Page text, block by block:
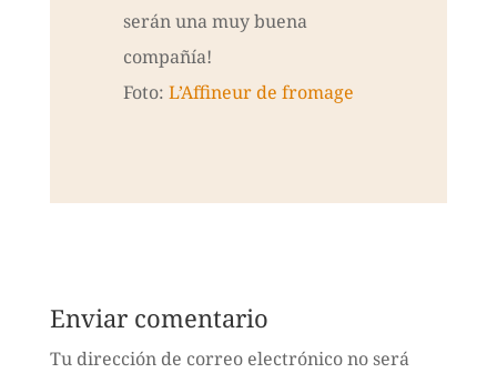
serán una muy buena
compañía!
Foto: L’Affineur de fromage
Enviar comentario
Tu dirección de correo electrónico no será